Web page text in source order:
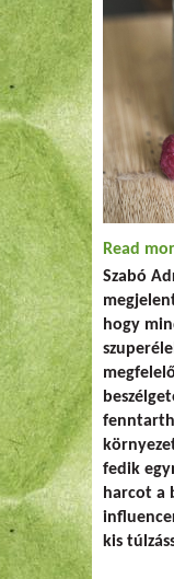
Read
Szabó
hogy
fedik
harcot a
kis